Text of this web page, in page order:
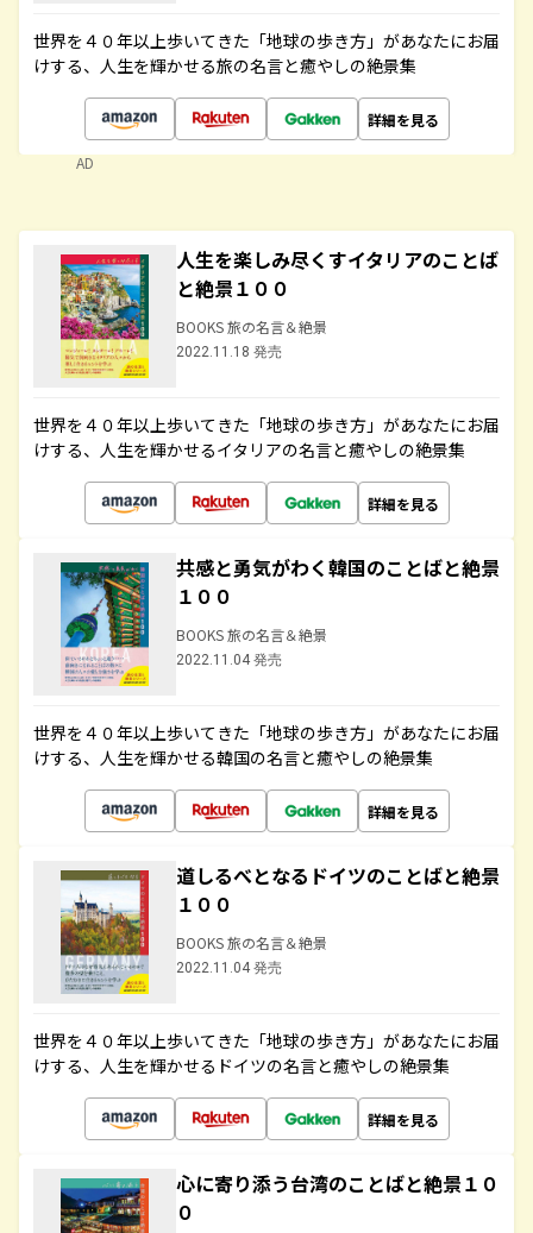
世界を４０年以上歩いてきた「地球の歩き方」があなたにお届
けする、人生を輝かせる旅の名言と癒やしの絶景集
詳細を見る
AD
人生を楽しみ尽くすイタリアのことば
と絶景１００
BOOKS 旅の名言＆絶景
2022.11.18 発売
世界を４０年以上歩いてきた「地球の歩き方」があなたにお届
けする、人生を輝かせるイタリアの名言と癒やしの絶景集
詳細を見る
共感と勇気がわく韓国のことばと絶景
１００
BOOKS 旅の名言＆絶景
2022.11.04 発売
世界を４０年以上歩いてきた「地球の歩き方」があなたにお届
けする、人生を輝かせる韓国の名言と癒やしの絶景集
詳細を見る
道しるべとなるドイツのことばと絶景
１００
BOOKS 旅の名言＆絶景
2022.11.04 発売
世界を４０年以上歩いてきた「地球の歩き方」があなたにお届
けする、人生を輝かせるドイツの名言と癒やしの絶景集
詳細を見る
心に寄り添う台湾のことばと絶景１０
０